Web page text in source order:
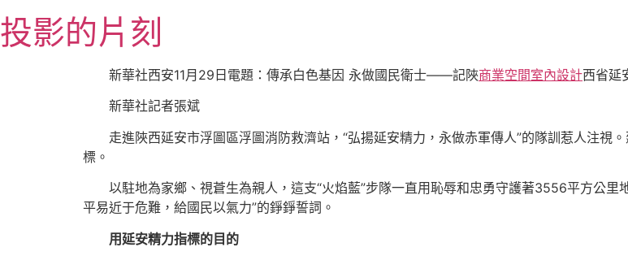
至
主
投影的片刻
新華社西安11月29日電題：傳承白色基因 永做國民衛士——記陜商業空間室內設計西省延
新華社記者張斌
走進陜西延安市浮圖區浮圖消防救濟站，“弘揚延安精力，永做赤軍傳人”的隊訓惹人注視
標。
以駐地為家鄉、視蒼生為親人，這支“火焰藍”步隊一直用恥辱和忠勇守護著3556平方公
平易近于危難，給國民以氣力”的錚錚誓詞。
用延安精力指標的目的